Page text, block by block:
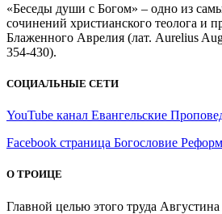
«Беседы души с Богом» – одно из
сочинений христианского теолога и
Блаженного Аврелия (лат. Aurelius
354-430).
СОЦИАЛЬНЫЕ СЕТИ
YouTube канал Евангельские
Facebook страница Богословие
О ТРОИЦЕ
Главной целью этого труда